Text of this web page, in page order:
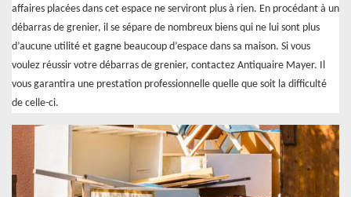
affaires placées dans cet espace ne serviront plus à rien. En procédant à un
débarras de grenier, il se sépare de nombreux biens qui ne lui sont plus
d’aucune utilité et gagne beaucoup d’espace dans sa maison. Si vous
voulez réussir votre débarras de grenier, contactez Antiquaire Mayer. Il
vous garantira une prestation professionnelle quelle que soit la difficulté
de celle-ci.